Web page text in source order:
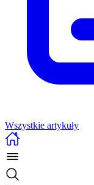
Wszystkie artykuły